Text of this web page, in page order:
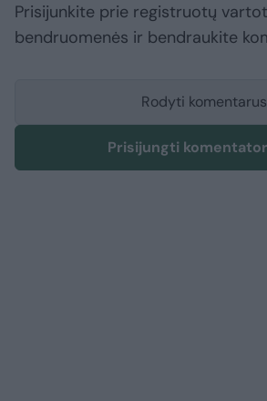
Prisijunkite prie registruotų
bendruomenės ir bendraukite
Rodyti komentarus
Prisijungti